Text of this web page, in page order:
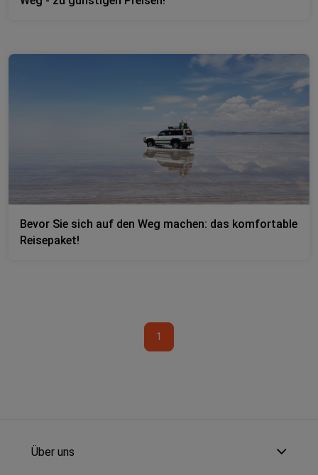
Bevor Sie sich auf den Weg machen: das komfortable
Reisepaket!
1
Über uns